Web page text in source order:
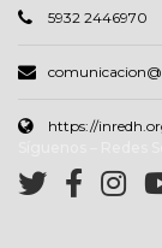
5932 2446970
https://